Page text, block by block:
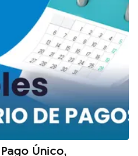
Único,